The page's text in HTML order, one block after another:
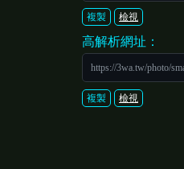
複製 檢視
高解析網址：
https://3wa.tw/photo/
複製 檢視